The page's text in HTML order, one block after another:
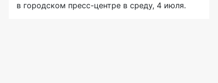
в городском пресс-центре в среду, 4 июля.